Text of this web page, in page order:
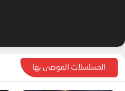
المسلسلات الموصى بها